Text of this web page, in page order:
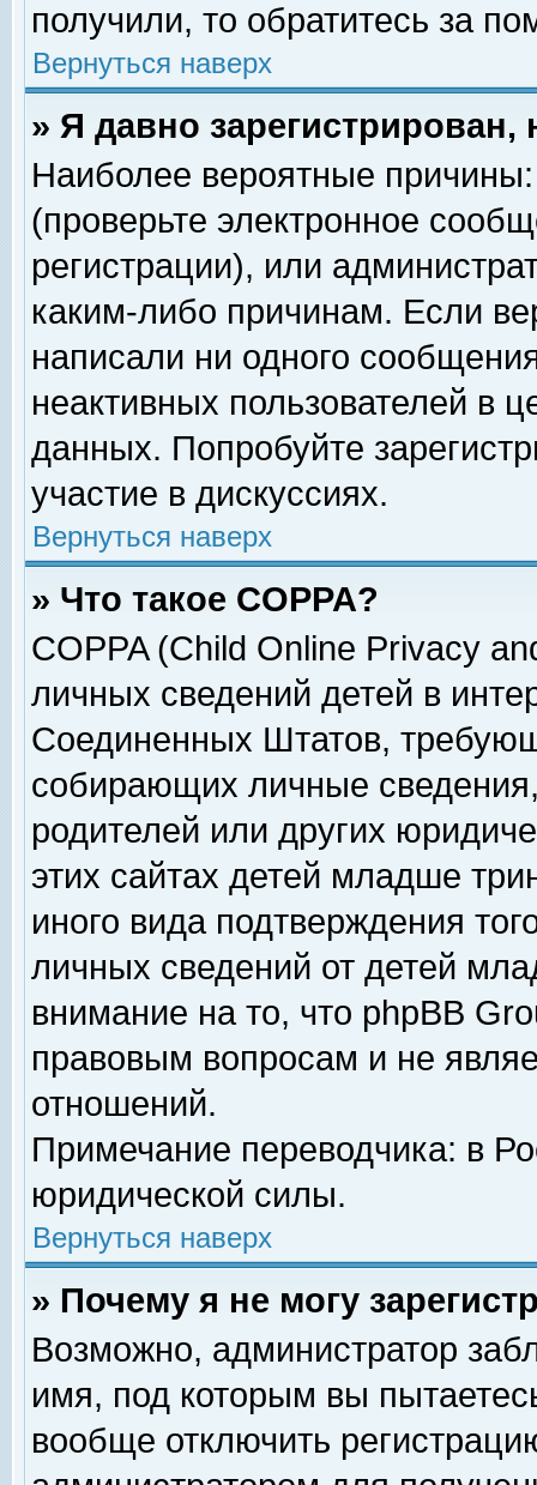
получили, то обратитесь за
Вернуться наверх
» Я давно
Наиболее вероятные
(проверьте электронное
регистрации), или
каким-либо причинам. Если
написали ни одного
неактивных пользователей в
данных. Попробуйте
участие в дискуссиях.
Вернуться наверх
» Что такое COPPA?
COPPA (Child Online Privacy
личных сведений детей в
Соединенных Штатов,
собирающих личные
родителей или других
этих сайтах детей младше
иного вида подтверждения
личных сведений от детей
внимание на то, что phpBB
правовым вопросам и не
отношений.
Примечание переводчика: в
юридической силы.
Вернуться наверх
» Почему я не могу
Возможно, администратор
имя, под которым вы
вообще отключить